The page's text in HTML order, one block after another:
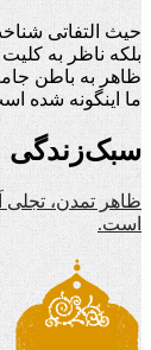
حیث التفاتی
بلکه ناظر به
ظاهر به باطن
ما اینگونه شده
سبک‌زندگی
ظاهر تمدن، تجلی
است.